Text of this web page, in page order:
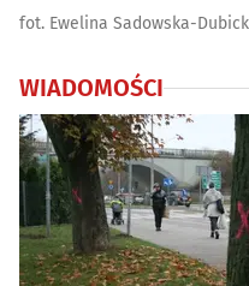
fot. Ewelina Sadowska-
WIADOMOŚCI